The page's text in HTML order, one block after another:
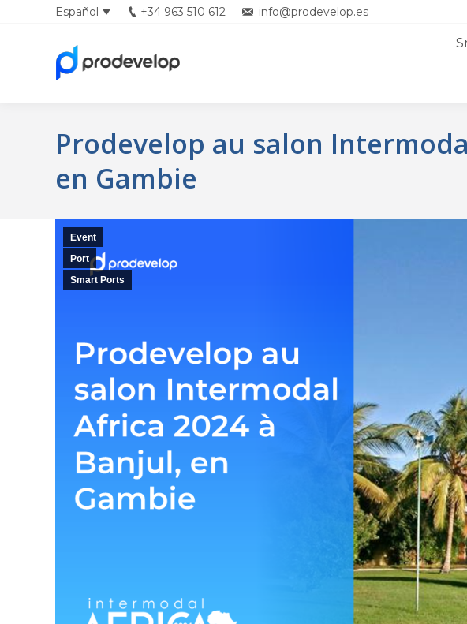
Español +34 963 510 612 info@prodevelop.es
Prodevelop au salon
en Gambie
Event
Port
Smart Ports